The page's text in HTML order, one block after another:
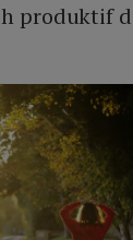
produktif